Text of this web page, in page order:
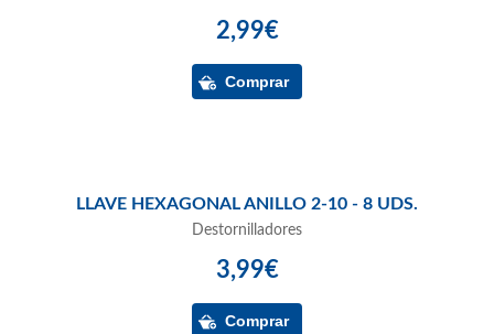
2,99€
LLAVE HEXAGONAL ANILLO 2-10 - 8 UDS.
Destornilladores
3,99€